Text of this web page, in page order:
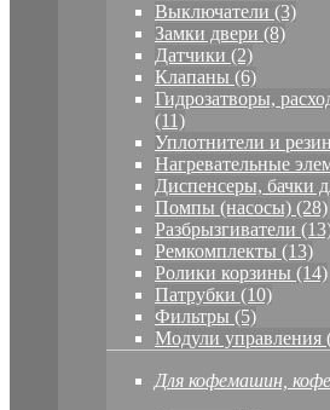
Выключатели (3)
Замки двери (8)
Датчики (2)
Клапаны (6)
Гидрозатворы,
(11)
Уплотнители и
Нагревательные
Диспенсеры, бачки
Помпы (насосы) (28)
Разбрызгиватели
Ремкомплекты (13)
Ролики корзины (14)
Патрубки (10)
Фильтры (5)
Модули управления
Для кофемашин,